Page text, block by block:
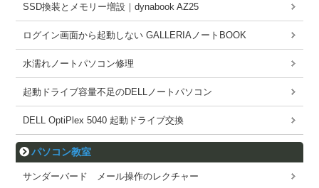
SSD換装とメモリー増設｜dynabook AZ25
ログイン画面から起動しない GALLERIAノートBOOK
水濡れノートパソコン修理
起動ドライブ容量不足のDELLノートパソコン
DELL OptiPlex 5040 起動ドライブ交換
パソコン教室
サンダーバード メール操作のレクチャー